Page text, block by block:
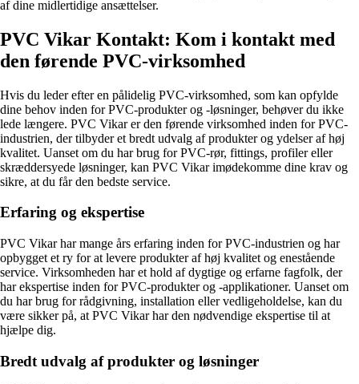
af dine midlertidige ansættelser.
PVC Vikar Kontakt: Kom i kontakt med
den førende PVC-virksomhed
Hvis du leder efter en pålidelig PVC-virksomhed, som kan opfylde
dine behov inden for PVC-produkter og -løsninger, behøver du ikke
lede længere. PVC Vikar er den førende virksomhed inden for PVC-
industrien, der tilbyder et bredt udvalg af produkter og ydelser af høj
kvalitet. Uanset om du har brug for PVC-rør, fittings, profiler eller
skræddersyede løsninger, kan PVC Vikar imødekomme dine krav og
sikre, at du får den bedste service.
Erfaring og ekspertise
PVC Vikar har mange års erfaring inden for PVC-industrien og har
opbygget et ry for at levere produkter af høj kvalitet og enestående
service. Virksomheden har et hold af dygtige og erfarne fagfolk, der
har ekspertise inden for PVC-produkter og -applikationer. Uanset om
du har brug for rådgivning, installation eller vedligeholdelse, kan du
være sikker på, at PVC Vikar har den nødvendige ekspertise til at
hjælpe dig.
Bredt udvalg af produkter og løsninger